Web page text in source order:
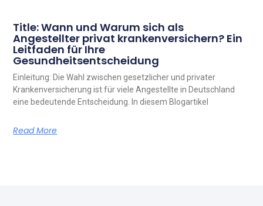
Title: Wann und Warum sich als
Angestellter privat krankenversichern? Ein
Leitfaden für Ihre
Gesundheitsentscheidung
Einleitung: Die Wahl zwischen gesetzlicher und privater
Krankenversicherung ist für viele Angestellte in Deutschland
eine bedeutende Entscheidung. In diesem Blogartikel
Read More